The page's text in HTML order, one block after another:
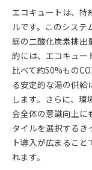
エコキュートは、持
ルです。このシステ
庭の二酸化炭素排出
的には、エコキュー
比べて約50%もの
る安定的な湯の供給
します。さらに、
会全体の意識向上に
タイルを選択するき
ト導入が広まるこ
れます。